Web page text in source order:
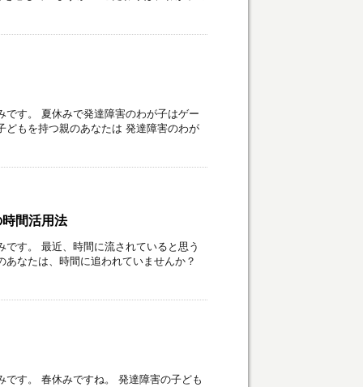
す。 夏休みで発達障害のわが子はゲー
どもを持つ親のあなたは 発達障害のわが
間活用法
す。 最近、時間に流されていると思う
なたは、時間に追われていませんか？
す。 春休みですね。 発達障害の子ども